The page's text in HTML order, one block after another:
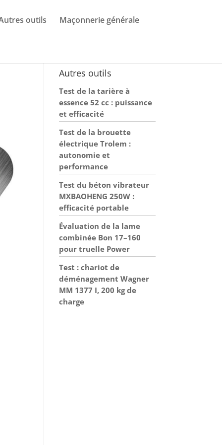
outils Maçonnerie générale
Autres outils
Test de la tarière à
essence 52 cc : puissance
et efficacité
Test de la brouette
électrique Trolem :
autonomie et
performance
Test du béton vibrateur
MXBAOHENG 250W :
efficacité portable
Évaluation de la lame
combinée Bon 17–160
pour truelle Power
Test : chariot de
déménagement Wagner
MM 1377 I, 200 kg de
charge